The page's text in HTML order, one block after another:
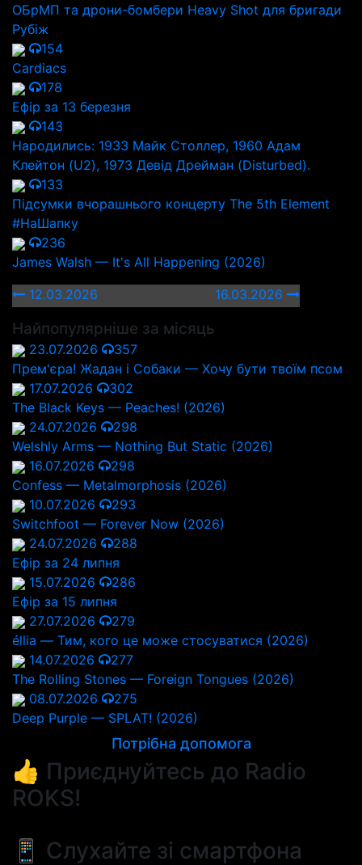
ОБрМП та дрони-бомбери Heavy Shot для бригади
Рубіж
154
Cardiacs
178
Ефір за 13 березня
143
Народились: 1933 Майк Столлер, 1960 Адам
Клейтон (U2), 1973 Девід Дрейман (Disturbed).
133
Підсумки вчорашнього концерту The 5th Element
#НаШапку
236
James Walsh — It's All Happening (2026)
12.03.2026
16.03.2026
Найпопулярніше за місяць
23.07.2026
357
Прем'єра! Жадан і Собаки — Хочу бути твоїм псом
17.07.2026
302
The Black Keys — Peaches! (2026)
24.07.2026
298
Welshly Arms — Nothing But Static (2026)
16.07.2026
298
Confess — Metalmorphosis (2026)
10.07.2026
293
Switchfoot — Forever Now (2026)
24.07.2026
288
Ефір за 24 липня
15.07.2026
286
Ефір за 15 липня
27.07.2026
279
éllia — Тим, кого це може стосуватися (2026)
14.07.2026
277
The Rolling Stones — Foreign Tongues (2026)
08.07.2026
275
Deep Purple — SPLAT! (2026)
Потрібна допомога
👍 Приєднуйтесь до Radio
ROKS!
📱 Слухайте зі смартфона